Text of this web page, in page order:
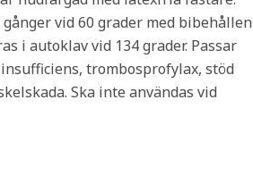
vid 60 grader med bibehållen
i autoklav vid 134 grader. Passar
trombosprofylax, stöd
Ska inte användas vid